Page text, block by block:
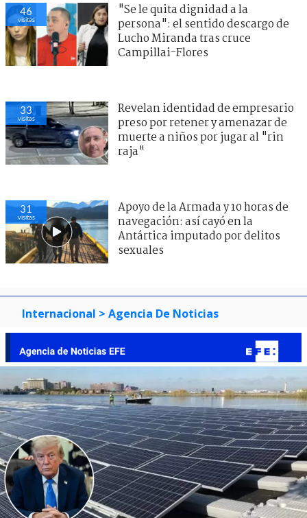
46
visitas
"Se le quita dignidad a la
persona": el sentido descargo de
Lucho Miranda tras cruce
Campillai-Flores
33
visitas
Revelan identidad de empresario
preso por retener y amenazar de
muerte a niños por jugar al "rin
raja"
31
visitas
Apoyo de la Armada y 10 horas de
navegación: así cayó en la
Antártica imputado por delitos
sexuales
Internacional > Agencia De Noticias